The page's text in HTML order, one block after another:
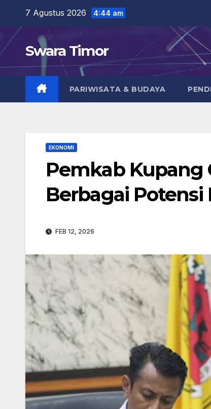
content
7 Agustus 2026 4:44 am
Swara Timor
PARIWISATA & BUDAYA
EKONOMI
Pemkab Kupang
Berbagai Potensi
FEB 12, 2026